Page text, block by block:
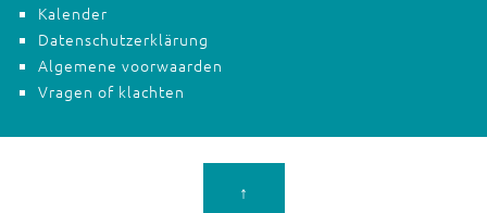
Kalender
Datenschutzerklärung
Algemene voorwaarden
Vragen of klachten
↑